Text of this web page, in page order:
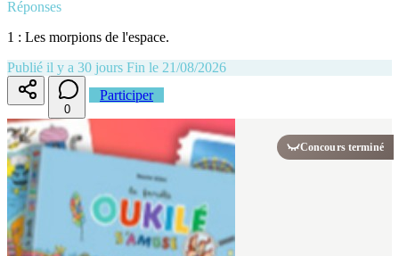
Réponses
1 : Les morpions de l'espace.
Publié il y a 30 jours Fin le 21/08/2026
0
Participer
Concours terminé